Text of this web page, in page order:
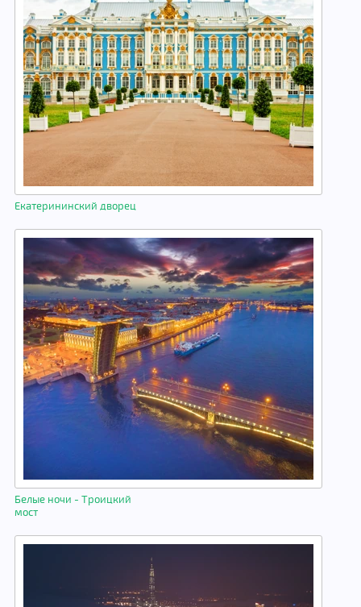
Екатерининский дворец
Белые ночи - Троицкий
мост